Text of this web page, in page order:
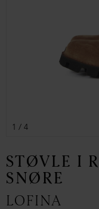
1 / 4
STØVLE I
SNØRE
LOFINA